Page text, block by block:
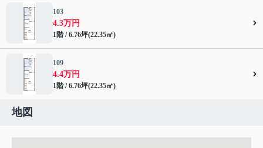
103
4.3万円
1階 / 6.76坪(22.35㎡)
109
4.4万円
1階 / 6.76坪(22.35㎡)
地図